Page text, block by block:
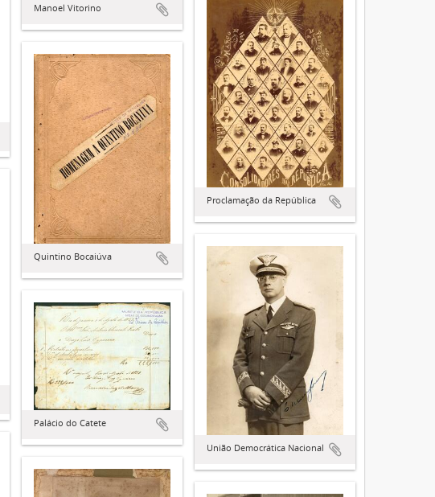
Manoel Vitorino
Proclamação da República
Quintino Bocaiúva
União Democrática Nacional
Palácio do Catete